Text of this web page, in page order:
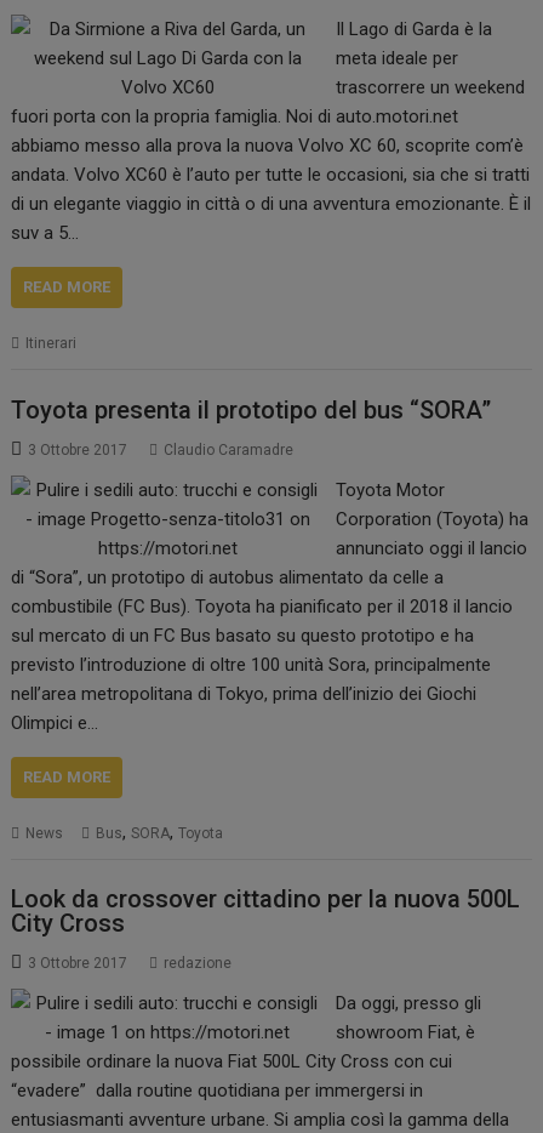
Il Lago di Garda è la
meta ideale per
trascorrere un weekend
fuori porta con la propria famiglia. Noi di auto.motori.net
abbiamo messo alla prova la nuova Volvo XC 60, scoprite com’è
andata. Volvo XC60 è l’auto per tutte le occasioni, sia che si tratti
di un elegante viaggio in città o di una avventura emozionante. È il
suv a 5…
READ MORE
Itinerari
Toyota presenta il prototipo del bus “SORA”
3 Ottobre 2017 Claudio Caramadre
Toyota Motor
Corporation (Toyota) ha
annunciato oggi il lancio
di “Sora”, un prototipo di autobus alimentato da celle a
combustibile (FC Bus). Toyota ha pianificato per il 2018 il lancio
sul mercato di un FC Bus basato su questo prototipo e ha
previsto l’introduzione di oltre 100 unità Sora, principalmente
nell’area metropolitana di Tokyo, prima dell’inizio dei Giochi
Olimpici e…
READ MORE
News Bus,SORA,Toyota
Look da crossover cittadino per la nuova 500L
City Cross
3 Ottobre 2017 redazione
Da oggi, presso gli
showroom Fiat, è
possibile ordinare la nuova Fiat 500L City Cross con cui
“evadere” dalla routine quotidiana per immergersi in
entusiasmanti avventure urbane. Si amplia così la gamma della